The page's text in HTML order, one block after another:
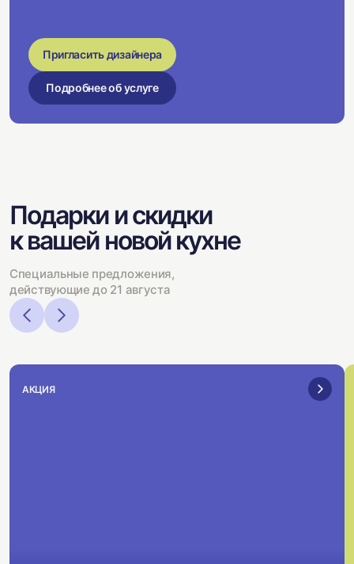
Пригласить дизайнера
Подробнее об услуге
Подарки и скидки
к вашей новой кухне
Специальные предложения,
действующие до 21 августа
АКЦИЯ